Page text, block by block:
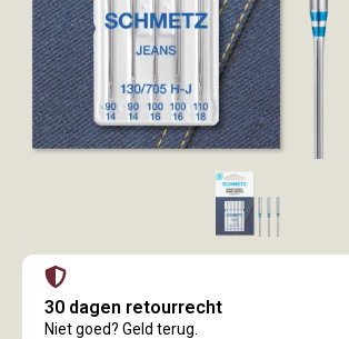
30 dagen retourrecht
Niet goed? Geld terug.